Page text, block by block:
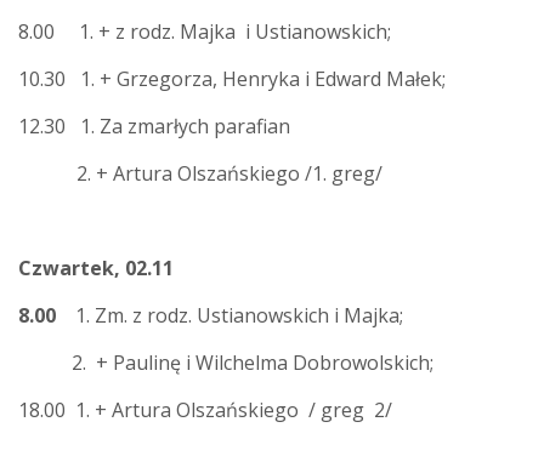
8.00 1. + z rodz. Majka i Ustianowskich;
10.30 1. + Grzegorza, Henryka i Edward Małek;
12.30 1. Za zmarłych parafian
2. + Artura Olszańskiego /1. greg/
Czwartek, 02.11
8.00 1. Zm. z rodz. Ustianowskich i Majka;
2. + Paulinę i Wilchelma Dobrowolskich;
18.00 1. + Artura Olszańskiego / greg 2/